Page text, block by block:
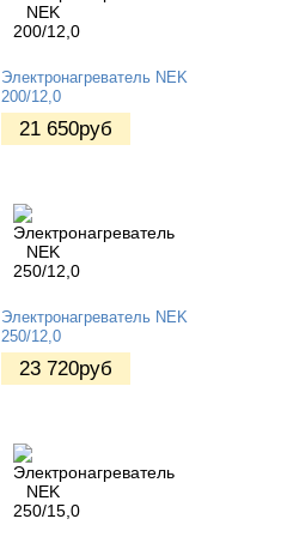
Электронагреватель NEK
200/12,0
21 650руб
Электронагреватель NEK
250/12,0
23 720руб